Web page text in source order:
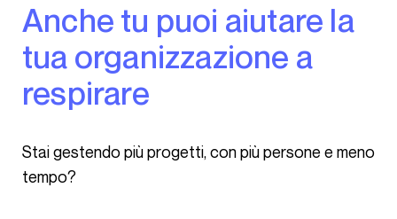
Anche tu puoi aiutare la
tua organizzazione a
respirare
Stai gestendo più progetti, con più persone e meno
tempo?